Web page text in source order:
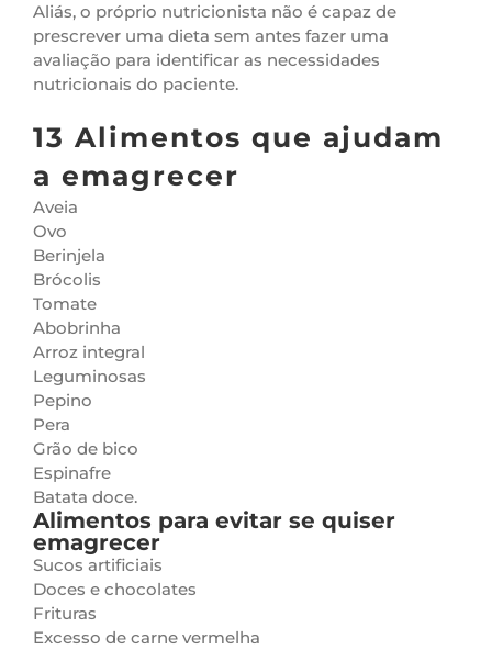
Aliás, o próprio nutricionista não é capaz de
prescrever uma dieta sem antes fazer uma
avaliação para identificar as necessidades
nutricionais do paciente.
13 Alimentos que ajudam
a emagrecer
Aveia
Ovo
Berinjela
Brócolis
Tomate
Abobrinha
Arroz integral
Leguminosas
Pepino
Pera
Grão de bico
Espinafre
Batata doce.
Alimentos para evitar se quiser
emagrecer
Sucos artificiais
Doces e chocolates
Frituras
Excesso de carne vermelha